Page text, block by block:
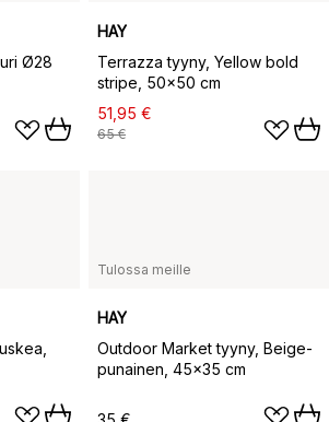
Ø28
HAY
Terrazza tyyny, Yellow bold
stripe, 50x50 cm
51,95 €
65 €
Tulossa meille
HAY
Outdoor Market tyyny, Beige-
punainen, 45×35 cm